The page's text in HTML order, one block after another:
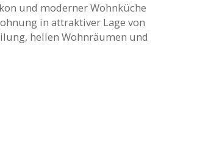
und moderner Wohnküche
in attraktiver Lage von
hellen Wohnräumen und